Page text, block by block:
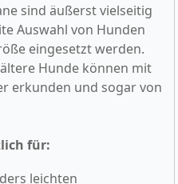
sind äußerst vielseitig
Auswahl von Hunden
eingesetzt werden.
Hunde können mit
erkunden und sogar von
für:
leichten